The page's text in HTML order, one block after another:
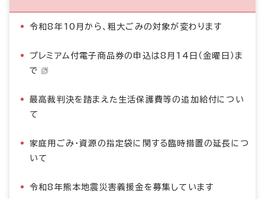
令和8年10月から、粗大ごみの対象が変わります
プレミアム付電子商品券の申込は8月14日（金曜日）ま
で
最高裁判決を踏まえた生活保護費等の追加給付につい
て
家庭用ごみ・資源の指定袋に関する臨時措置の延長につ
いて
令和8年熊本地震災害義援金を募集しています